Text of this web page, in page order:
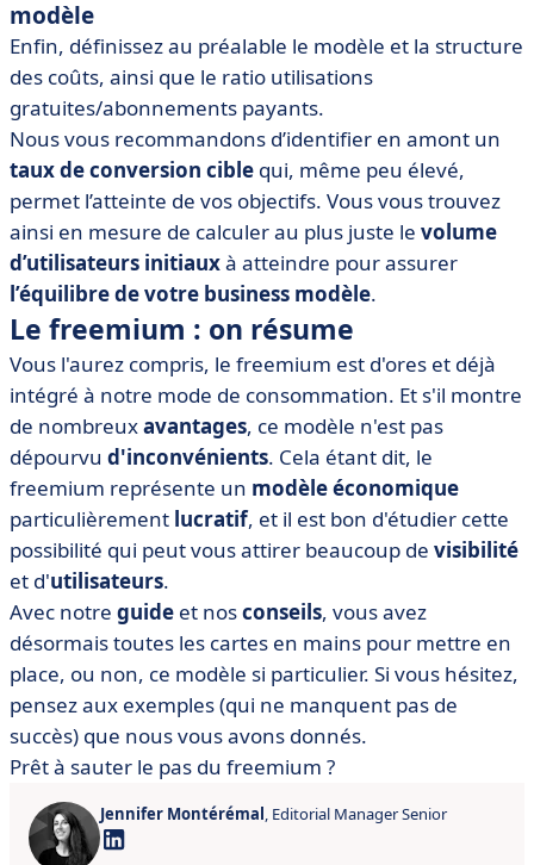
modèle
Enfin, définissez au préalable le modèle et la structure
des coûts, ainsi que le ratio utilisations
gratuites/abonnements payants.
Nous vous recommandons d’identifier en amont un
taux de conversion cible qui, même peu élevé,
permet l’atteinte de vos objectifs. Vous vous trouvez
ainsi en mesure de calculer au plus juste le volume
d’utilisateurs initiauxà atteindre pour assurer
l’équilibre de votre business modèle.
Le freemium : on résume
Vous l'aurez compris, le freemium est d'ores et déjà
intégré à notre mode de consommation. Et s'il montre
de nombreuxavantages, ce modèle n'est pas
dépourvu d'inconvénients. Cela étant dit, le
freemium représente un modèle économique
particulièrement lucratif, et il est bon d'étudier cette
possibilité qui peut vous attirer beaucoup de visibilité
et d'utilisateurs.
Avec notre guide et nosconseils, vous avez
désormais toutes les cartes en mains pour mettre en
place, ou non, ce modèle si particulier. Si vous hésitez,
pensez aux exemples (qui ne manquent pas de
succès) que nous vous avons donnés.
Prêt à sauter le pas du freemium ?
Jennifer Montérémal, Editorial Manager Senior